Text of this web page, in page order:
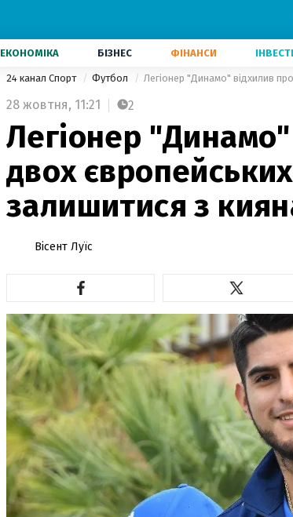
ЕКОНОМІКА БІЗНЕС ФІНАНСИ
24 канал Спорт Футбол Легіонер "Динамо" відхилив
28 жовтня, 11:21 2
Легіонер "Динамо"
двох
залишитися з
Вісент Луїс